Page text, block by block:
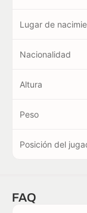
Lugar de
Nacionalidad
Altura
Peso
Posición del
FAQ